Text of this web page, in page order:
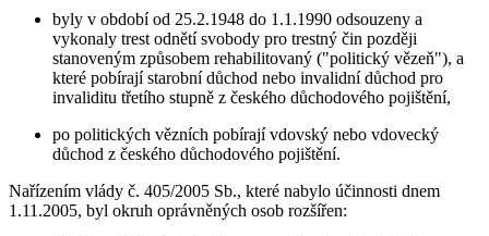
byly v období od 25.2.1948 do 1.1.1990 odsouzeny a
vykonaly trest odnětí svobody pro trestný čin později
stanoveným způsobem rehabilitovaný ("politický vězeň"), a
které pobírají starobní důchod nebo invalidní důchod pro
invaliditu třetího stupně z českého důchodového pojištění,
po politických vězních pobírají vdovský nebo vdovecký
důchod z českého důchodového pojištění.
Nařízením vlády č. 405/2005 Sb., které nabylo účinnosti dnem
1.11.2005, byl okruh oprávněných osob rozšířen: